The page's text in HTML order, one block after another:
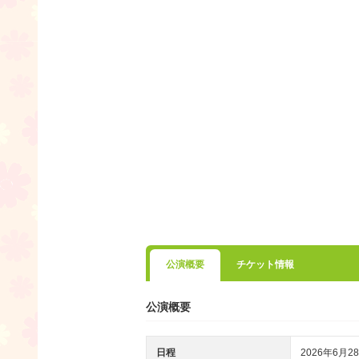
公演概要 チケット情報
公演概要
日程 2026年6月